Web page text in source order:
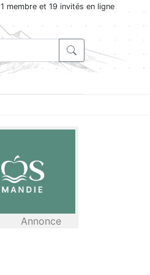
1 membre et 19 invités en ligne
Annonce